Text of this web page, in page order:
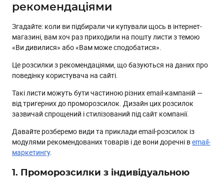
рекомендаціями
Згадайте: коли ви підбирали чи купували щось в інтернет-
магазині, вам хоч раз приходили на пошту листи з темою
«Ви дивилися» або «Вам може сподобатися».
Це розсилки з рекомендаціями, що базуються на даних про
поведінку користувача на сайті.
Такі листи можуть бути частиною різних email-кампаній —
від тригерних до проморозсилок. Дизайн цих розсилок
зазвичай спрощений і стилізований під сайт компанії.
Давайте розберемо види та приклади email-розсилок із
модулями рекомендованих товарів і де вони доречні вemail-
маркетингу.
1. Проморозсилки з індивідуальною